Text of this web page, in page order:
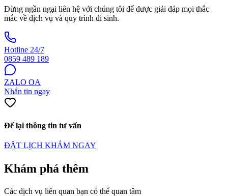
Đừng ngần ngại liên hệ với chúng tôi để được giải đáp mọi thắc
mắc về dịch vụ và quy trình đi sinh.
Hotline 24/7
0859 489 189
ZALO OA
Nhắn tin ngay
Để lại thông tin tư vấn
ĐẶT LỊCH KHÁM NGAY
Khám phá thêm
Các dịch vụ liên quan bạn có thể quan tâm